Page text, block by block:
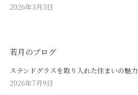
2026年3月3日
若月のブログ
ステンドグラスを取り入れた住まいの魅力
2026年7月9日